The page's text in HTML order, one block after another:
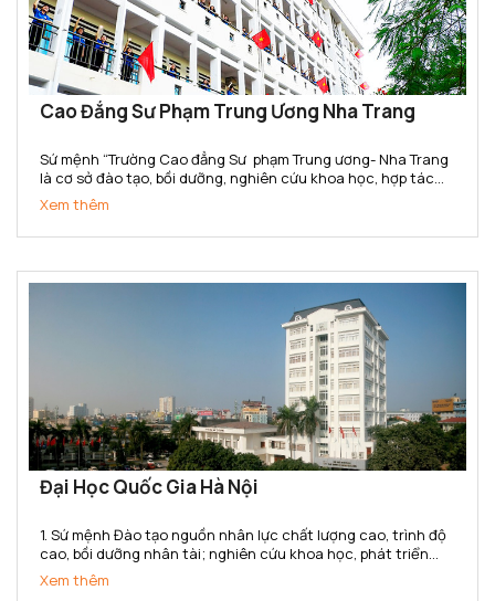
Cao Đẳng Sư Phạm Trung Ương Nha Trang
Sứ mệnh “Trường Cao đẳng Sư phạm Trung ương- Nha Trang
là cơ sở đào tạo, bồi dưỡng, nghiên cứu khoa học, hợp tác
quốc tế, cung cấp nguồn nhân lực trình độ cao đẳng trong
lĩnh vực khoa học xã hội và nhân văn, đáp ứng yêu...
Xem thêm
Đại Học Quốc Gia Hà Nội
1. Sứ mệnh Đào tạo nguồn nhân lực chất lượng cao, trình độ
cao, bồi dưỡng nhân tài; nghiên cứu khoa học, phát triển
công nghệ và chuyển giao tri thức đa ngành, đa lĩnh vực;
góp phần xây dựng, phát triển và bảo vệ đất nước;...
Xem thêm